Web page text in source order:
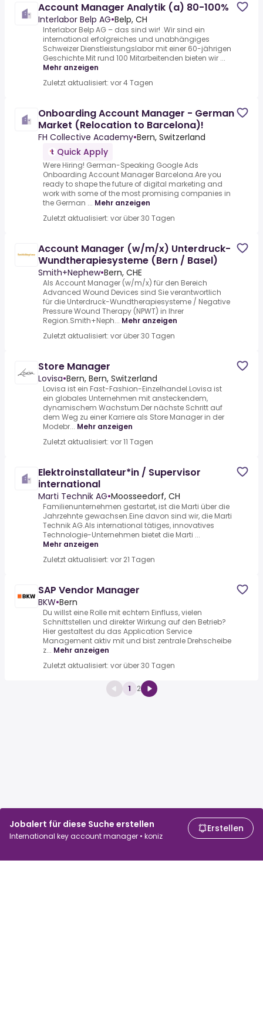
Jobalert für diese Suche erstellen
International key account manager • koniz
Erstellen
Account Manager Analytik (a) 80-100%
Interlabor Belp AG•Belp, CH
Interlabor Belp AG – das sind wir! .Wir sind ein
international erfolgreiches und unabhängiges
Schweizer Dienstleistungslabor mit einer 60-jährigen
Geschichte.Mit rund 100 Mitarbeitenden bieten wir ...
Mehr anzeigen
Zuletzt aktualisiert: vor 4 Tagen
Onboarding Account Manager - German
Market (Relocation to Barcelona)!
FH Collective Academy•Bern, Switzerland
Quick Apply
Were Hiring! German-Speaking Google Ads
Onboarding Account Manager Barcelona.Are you
ready to shape the future of digital marketing and
work with some of the most promising companies in
the German ... Mehr anzeigen
Zuletzt aktualisiert: vor über 30 Tagen
Account Manager (w/m/x) Unterdruck-
Wundtherapiesysteme (Bern / Basel)
Smith+Nephew•Bern, CHE
Als Account Manager (w/m/x) für den Bereich
Advanced Wound Devices sind Sie verantwortlich
für die Unterdruck-Wundtherapiesysteme / Negative
Pressure Wound Therapy (NPWT) in Ihrer
Region.Smith+Neph... Mehr anzeigen
Zuletzt aktualisiert: vor über 30 Tagen
Store Manager
Lovisa•Bern, Bern, Switzerland
Lovisa ist ein Fast-Fashion-Einzelhandel.Lovisa ist
ein globales Unternehmen mit ansteckendem,
dynamischem Wachstum.Der nächste Schritt auf
dem Weg zu einer Karriere als Store Manager in der
Modebr... Mehr anzeigen
Zuletzt aktualisiert: vor 11 Tagen
Elektroinstallateur*in / Supervisor
international
Marti Technik AG•Moosseedorf, CH
Familienunternehmen gestartet, ist die Marti über die
Jahrzehnte gewachsen.Eine davon sind wir, die Marti
Technik AG.Als international tätiges, innovatives
Technologie-Unternehmen bietet die Marti ...
Mehr anzeigen
Zuletzt aktualisiert: vor 21 Tagen
SAP Vendor Manager
BKW•Bern
Du willst eine Rolle mit echtem Einfluss, vielen
Schnittstellen und direkter Wirkung auf den Betrieb?
Hier gestaltest du das Application Service
Management aktiv mit und bist zentrale Drehscheibe
z... Mehr anzeigen
Zuletzt aktualisiert: vor über 30 Tagen
1 2